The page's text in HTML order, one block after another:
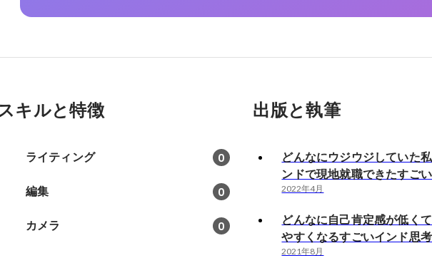
キルと特徴
ライティング 0
編集 0
カメラ 0
出版と執筆
どんなにウジウジしていた
ンドで現地就職できたすご
2022年4月
どんなに自己肯定感が低く
やすくなるすごいインド思
2021年8月